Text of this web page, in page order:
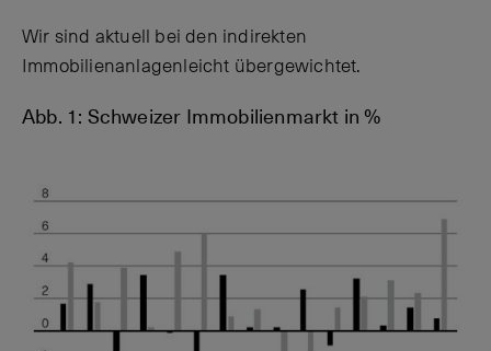
Wir sind aktuell bei den indirekten
Immobilienanlagenleicht übergewichtet.
Abb. 1: Schweizer Immobilienmarkt in %